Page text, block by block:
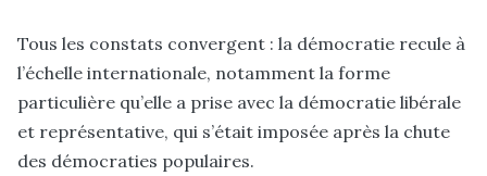
Tous les constats convergent : la démocratie recule à
l’échelle internationale, notamment la forme
particulière qu’elle a prise avec la démocratie libérale
et représentative, qui s’était imposée après la chute
des démocraties populaires.